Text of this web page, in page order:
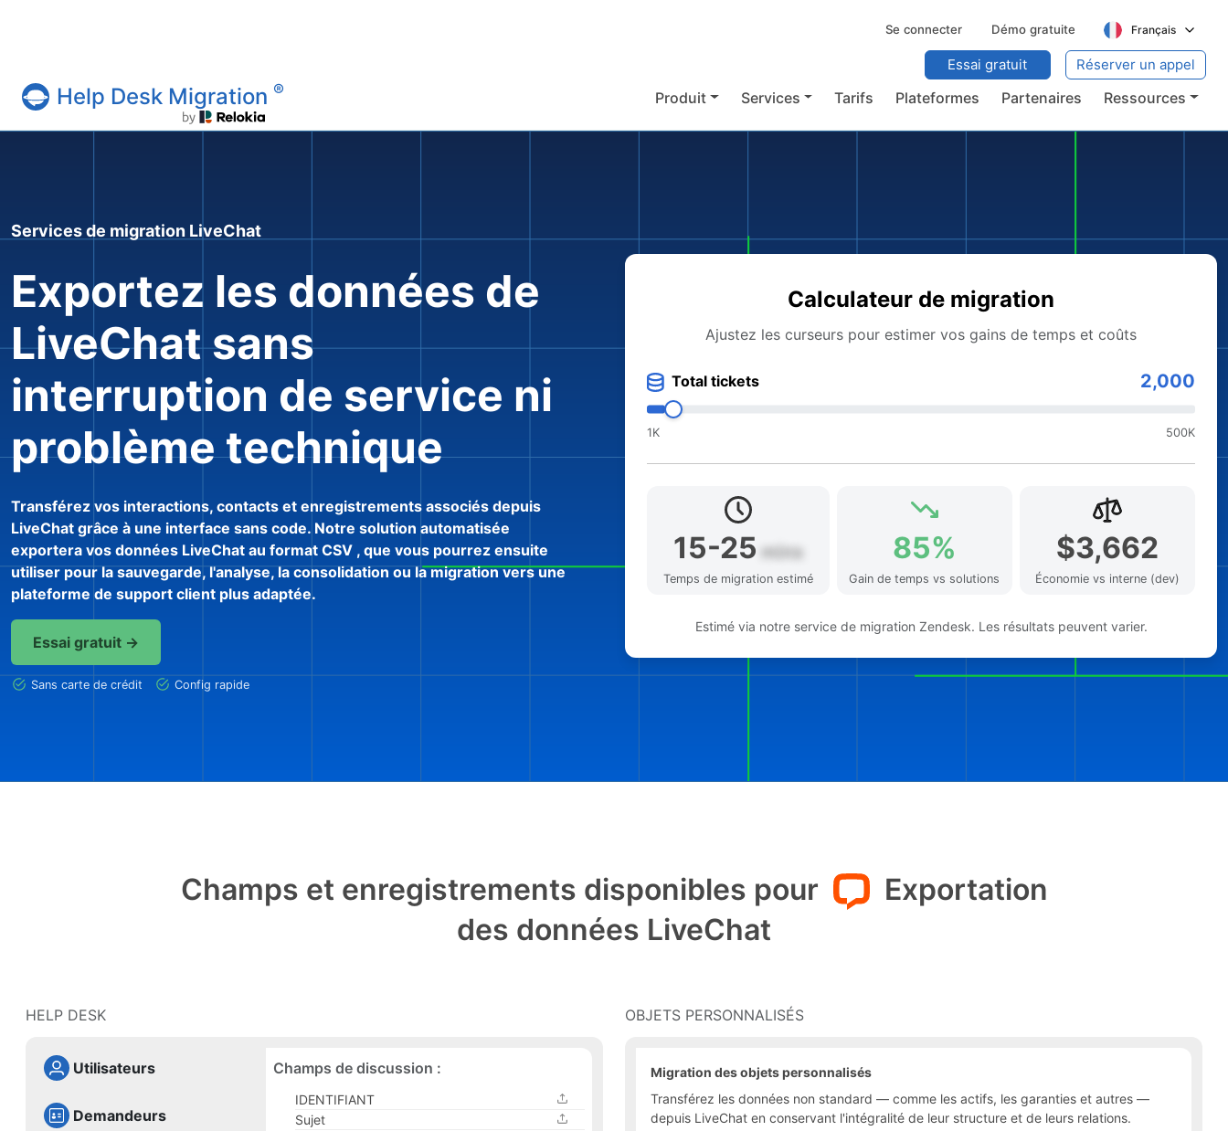
Se connecter Démo gratuite Français
Service Help Desk Migration
Help Desk Migration ® Produit Services Tarifs Plateformes Partenaires Ressources
Essai gratuit Réserver un appel
Services de migration LiveChat
Exportez les données de
LiveChat sans
interruption de service ni
problème technique
Transférez vos interactions, contacts et enregistrements associés depuis
LiveChat grâce à une interface sans code. Notre solution automatisée
exportera vos données LiveChat au format CSV , que vous pourrez ensuite
utiliser pour la sauvegarde, l'analyse, la consolidation ou la migration vers une
plateforme de support client plus adaptée.
Essai gratuit →
Sans carte de crédit Config rapide
Calculateur de migration
Ajustez les curseurs pour estimer vos gains de temps et coûts
Total tickets 2,000
1K 500K
15-25minutes
Temps de migration estimé
85%
Gain de temps vs solutions
$3,662
Économie vs interne (dev)
Estimé via notre service de migration Zendesk. Les résultats peuvent varier.
Champs et enregistrements disponibles pour
Exportation
des données LiveChat
HELP DESK
Utilisateurs
Demandeurs
Champs de discussion :
IDENTIFIANT
Sujet
OBJETS PERSONNALISÉS
Migration des objets personnalisés
Transférez les données non standard — comme les actifs, les garanties et autres —
depuis LiveChat en conservant l'intégralité de leur structure et de leurs relations.